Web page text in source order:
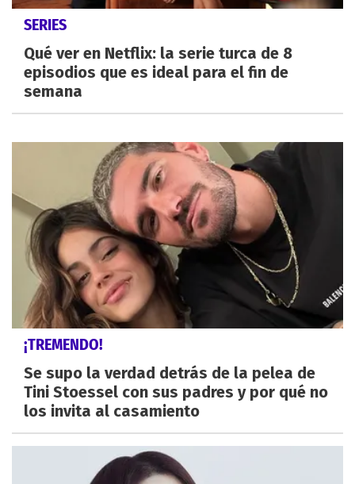
SERIES
Qué ver en Netflix: la serie turca de 8
episodios que es ideal para el fin de
semana
¡TREMENDO!
Se supo la verdad detrás de la pelea de
Tini Stoessel con sus padres y por qué no
los invita al casamiento